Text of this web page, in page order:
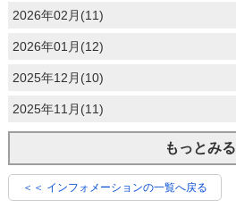
2026年02月(11)
2026年01月(12)
2025年12月(10)
2025年11月(11)
もっとみる
＜＜ インフォメーションの一覧へ戻る